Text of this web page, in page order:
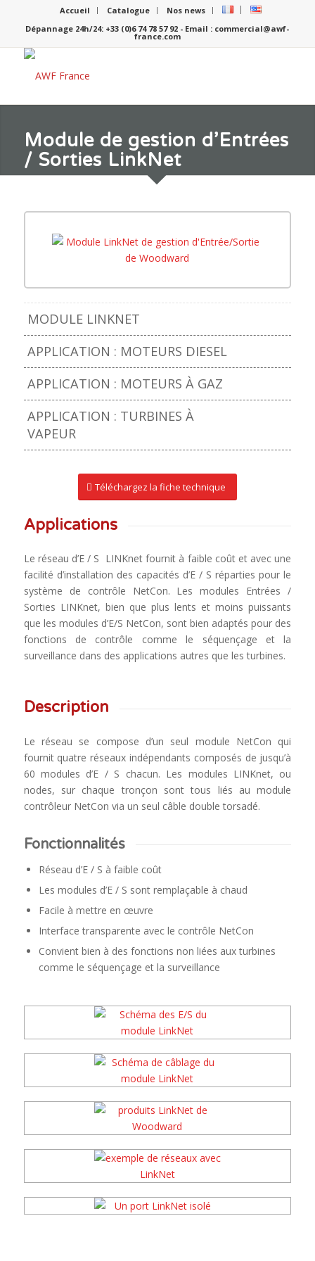
Accueil Catalogue
Nos news
Dépannage 24h/24: +33 (0)6 74 78 57 92 - Email : commercial@awf-
france.com
Module de gestion d’Entrées
/ Sorties LinkNet
Garantie Woodward
Cliquez sur l’image pour
MODULE LINKNET
APPLICATION : MOTEURS DIESEL
APPLICATION : MOTEURS À GAZ
APPLICATION : TURBINES À
VAPEUR
Téléchargez la fiche technique
Applications
Le réseau d’E / S LINKnet fournit à faible coût et avec une
facilité d’installation des capacités d’E / S réparties pour le
système de contrôle NetCon. Les modules Entrées /
Sorties LINKnet, bien que plus lents et moins puissants
que les modules d’E/S NetCon, sont bien adaptés pour des
fonctions de contrôle comme le séquençage et la
surveillance dans des applications autres que les turbines.
Description
Le réseau se compose d’un seul module NetCon qui
fournit quatre réseaux indépendants composés de jusqu’à
60 modules d’E / S chacun. Les modules LINKnet, ou
nodes, sur chaque tronçon sont tous liés au module
contrôleur NetCon via un seul câble double torsadé.
Fonctionnalités
Réseau d’E / S à faible coût
Les modules d’E / S sont remplaçable à chaud
Facile à mettre en œuvre
Interface transparente avec le contrôle NetCon
Convient bien à des fonctions non liées aux turbines
comme le séquençage et la surveillance